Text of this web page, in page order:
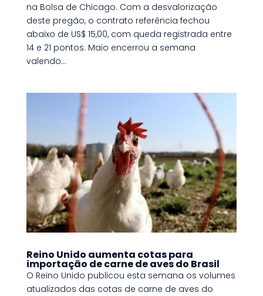
na Bolsa de Chicago. Com a desvalorização
deste pregão, o contrato referência fechou
abaixo de US$ 15,00, com queda registrada entre
14 e 21 pontos. Maio encerrou a semana
valendo...
Reino Unido aumenta cotas para
importação de carne de aves do Brasil
O Reino Unido publicou esta semana os volumes
atualizados das cotas de carne de aves do